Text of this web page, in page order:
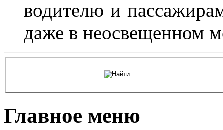
водителю и
даже в неосвещенном
Главное меню